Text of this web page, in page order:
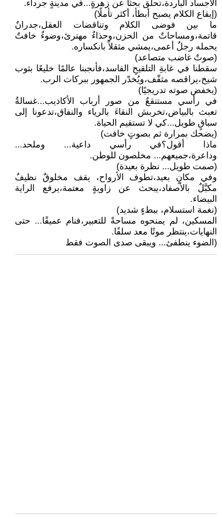
الأجساد الباردة،تحلّق بحثًا عن زهرةٍ...في مدينةٍ جرداء.
(إيقاع الكلام يصبح أبطأ، أكثر تأملًا)
ما بين فوضى الكلام وتناقضات العقل،جدرانٌ
قاتمة،ومساحاتٌ من الحزن،وحذاءٌ مهترئ،وضوءٌ خافتٌ
يحمله رجلٌ أعمى،يمشي مثقلاً بانكساره.
(صوتٌ غاضب متصاعد)
سقطنا في غابةِ التلقيحِ الفاسد،فأنجبنا عالمًا خليعًا بثوب
شيخ،يراقصه مثقّف،ويُخدّر الجمهور ببركات الرب.
(يخفض صوته تدريجيًا)
في رأسي مستنقعٌ من صور أرباب الأكاذيب...غسالةٌ
تعبث بالبياض،تخربش النقاءَ بالرياء والنفاق،تدعونا إلى
سباقٍ طويل...كي لا تستقيم الحياة.
(يضحك بمرارة ثم بصوتٍ خافت)
ماذا أقول؟في رأسي داعية... وملحد...
وداعرة،جميعهم... مخلصون للوطن.
(صمت طويل... نظرة بعيدة)
وفي مكانٍ بعيد،تطوف الأرواح، يقف مخلوقٌ نظيفٌ
مكبَّلٌ بالأصفاد،يبحث عن زاويةٍ معتمة،يرفع الراية
البيضاء.
(نغمة استسلام، ببطءٍ شديد)
المسكين، لم يمنحوه مساحةً للتعبير،فنام عميقًا... حتى
النهايات،ينتظر موتًا معد سلفًا.
(الضوء ينطفئ... ويبقى صدى الصوت فقط